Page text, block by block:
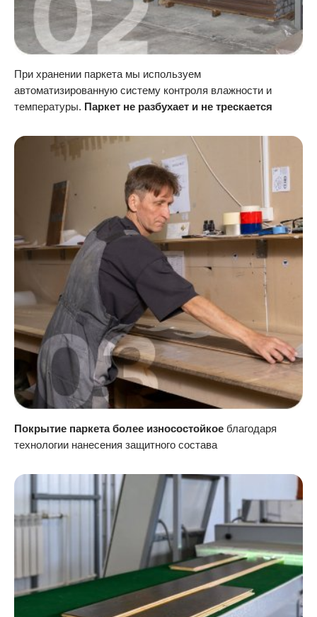
При хранении паркета мы используем
автоматизированную систему контроля влажности и
температуры. Паркет не разбухает и не трескается
Покрытие паркета более износостойкое благодаря
технологии нанесения защитного состава